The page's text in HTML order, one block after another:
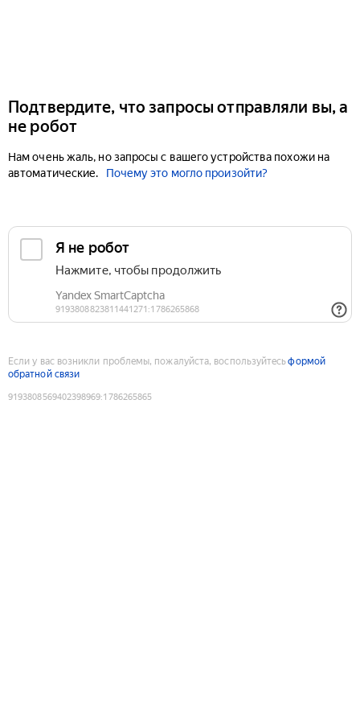
Подтвердите, что запросы отправляли вы, а
не робот
Нам очень жаль, но запросы с вашего устройства похожи на
автоматические.
Почему это могло произойти?
Если у вас возникли проблемы, пожалуйста, воспользуйтесьформой
обратной связи
9193808569402398969:1786265865